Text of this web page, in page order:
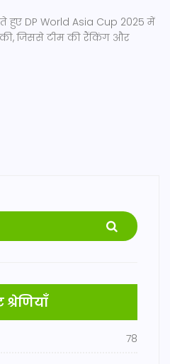
हुए DP World Asia Cup 2025 में
की, जिससे टीम की रैंकिंग और
श्रेणियाँ
78